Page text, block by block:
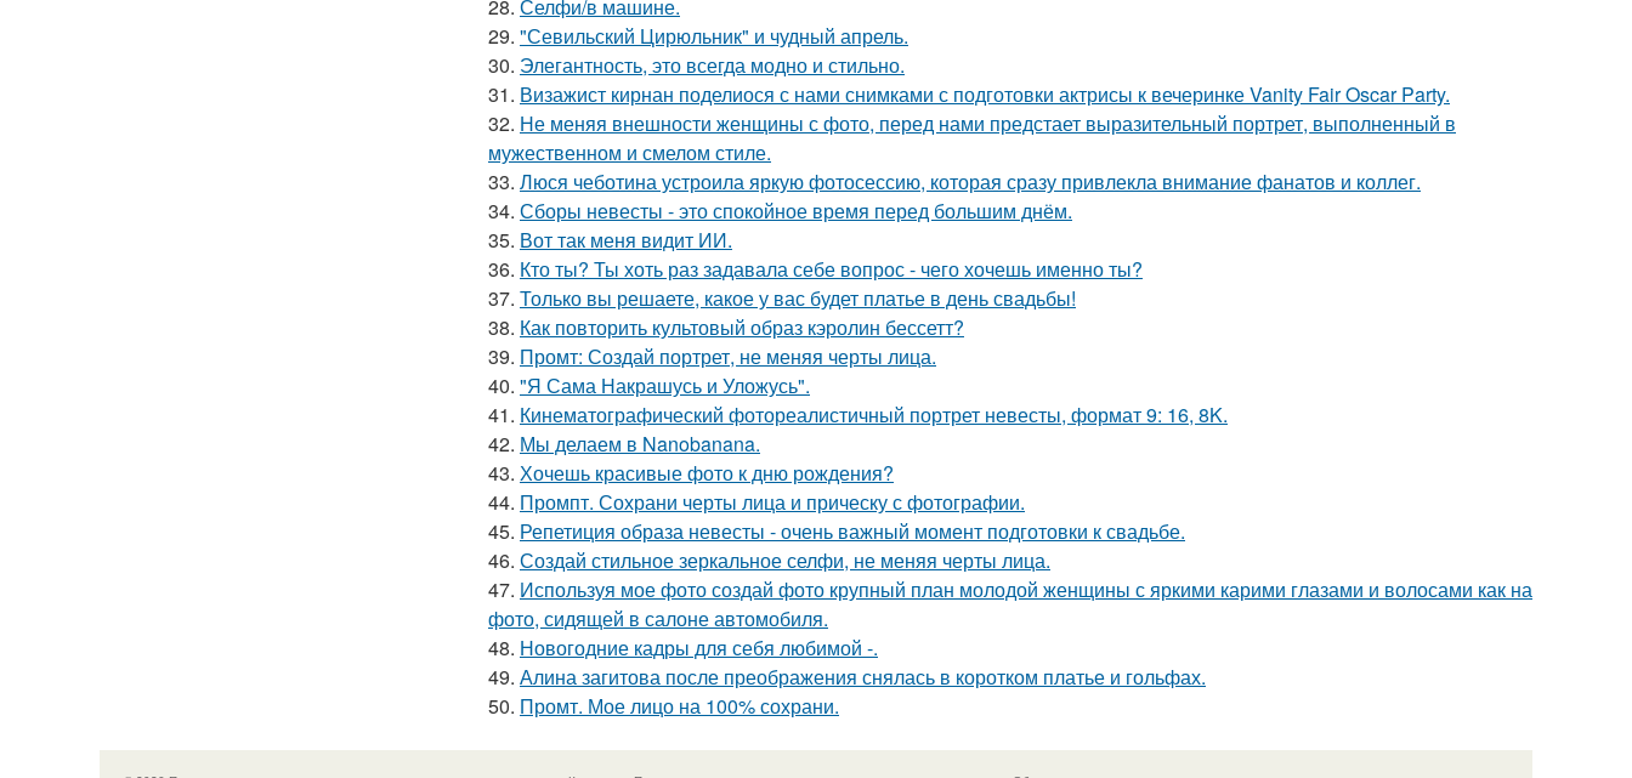
28. Селфи/в машине.
29. "Севильский Цирюльник" и чудный апрель.
30. Элегантность, это всегда модно и стильно.
31. Визажист кирнан поделиося с нами снимками с подготовки актрисы к вечеринке Vanity Fair Oscar Party.
32. Не меняя внешности женщины с фото, перед нами предстает выразительный портрет, выполненный в
мужественном и смелом стиле.
33. Люся чеботина устроила яркую фотосессию, которая сразу привлекла внимание фанатов и коллег.
34. Сборы невесты - это спокойное время перед большим днём.
35. Вот так меня видит ИИ.
36. Кто ты? Ты хоть раз задавала себе вопрос - чего хочешь именно ты?
37. Только вы решаете, какое у вас будет платье в день свадьбы!
38. Как повторить культовый образ кэролин бессетт?
39. Промт: Создай портрет, не меняя черты лица.
40. "Я Сама Накрашусь и Уложусь".
41. Кинематографический фотореалистичный портрет невесты, формат 9: 16, 8K.
42. Мы делаем в Nanobanana.
43. Хочешь красивые фото к дню рождения?
44. Промпт. Сохрани черты лица и прическу с фотографии.
45. Репетиция образа невесты - очень важный момент подготовки к свадьбе.
46. Создай стильное зеркальное селфи, не меняя черты лица.
47. Используя мое фото создай фото крупный план молодой женщины с яркими карими глазами и волосами как на
фото, сидящей в салоне автомобиля.
48. Новогодние кадры для себя любимой -.
49. Алина загитова после преображения снялась в коротком платье и гольфах.
50. Промт. Мое лицо на 100% сохрани.